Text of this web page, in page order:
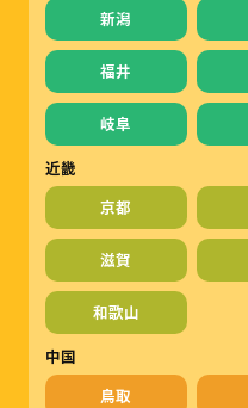
新潟
福井
岐阜
近畿
京都
滋賀
和歌山
中国
鳥取